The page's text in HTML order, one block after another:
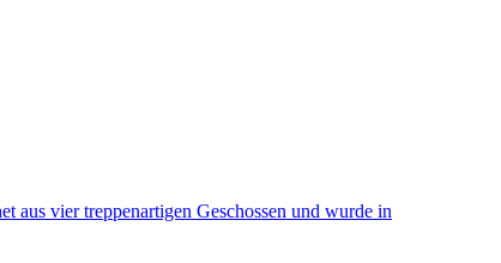
aus vier treppenartigen Geschossen und wurde in